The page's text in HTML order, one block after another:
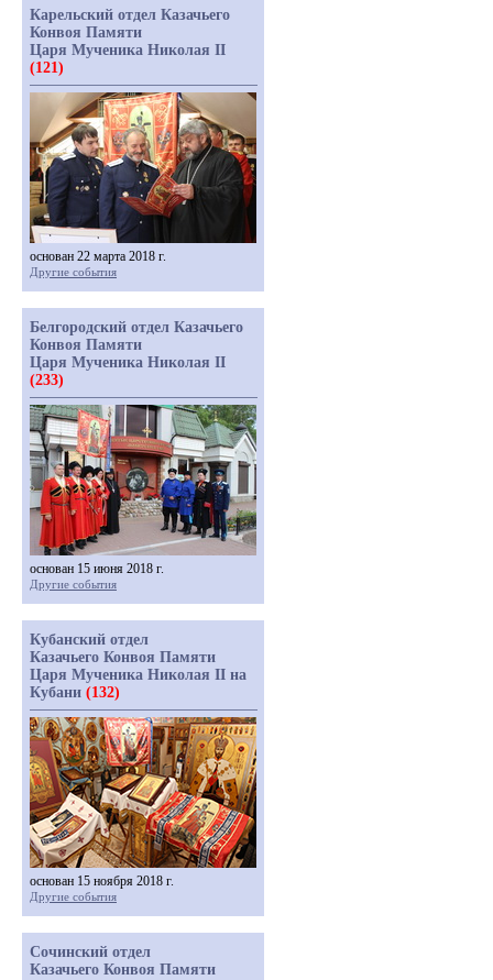
Карельский отдел Казачьего
Конвоя Памяти
Царя Мученика Николая II
(121)
основан 22 марта 2018 г.
Другие события
Белгородский отдел Казачьего
Конвоя Памяти
Царя Мученика Николая II
(233)
основан 15 июня 2018 г.
Другие события
Кубанский отдел
Казачьего Конвоя Памяти
Царя Мученика Николая II на
Кубани (132)
основан 15 ноября 2018 г.
Другие события
Сочинский отдел
Казачьего Конвоя Памяти